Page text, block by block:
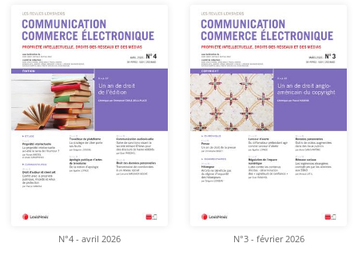
N°4 - avril 2026 N°3 - février 2026